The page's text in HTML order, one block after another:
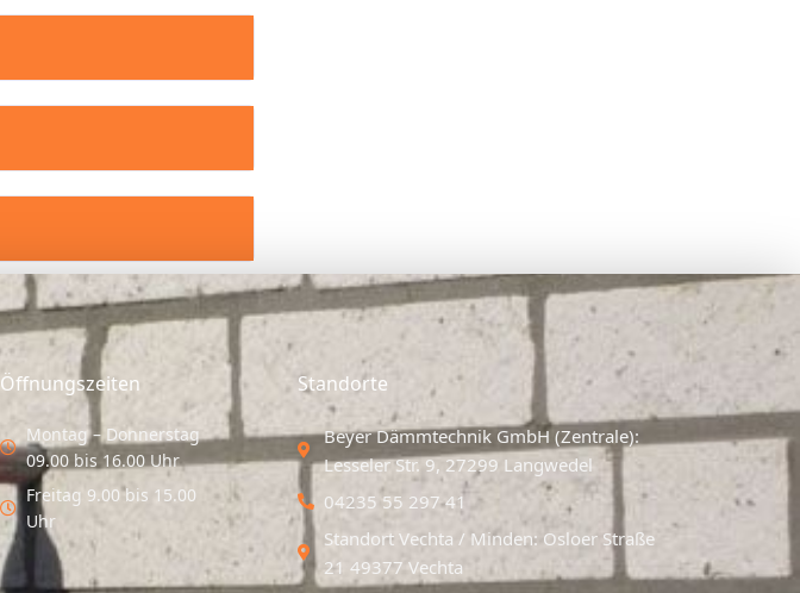
Öffnungszeiten
Montag – Donnerstag
09.00 bis 16.00 Uhr
Freitag 9.00 bis 15.00
Uhr
Standorte
Beyer Dämmtechnik GmbH (Zentrale):
Lesseler Str. 9, 27299 Langwedel
04235 55 297 41
Standort Vechta / Minden: Osloer Straße
21 49377 Vechta